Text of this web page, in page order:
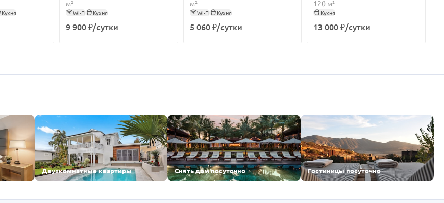
Кухня
м²
Wi-Fi Кухня
9 900 ₽/сутки
м²
Wi-Fi Кухня
5 060 ₽/сутки
120 м²
Кухня
13 000 ₽/сутки
Двухкомнатные квартиры Снять дом посуточно Гостиницы посуточно